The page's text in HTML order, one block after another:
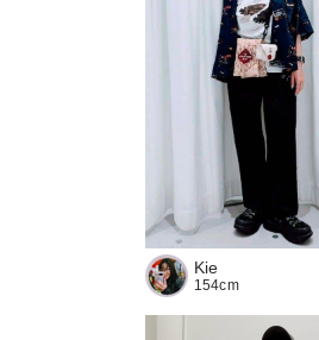
Kie
154cm